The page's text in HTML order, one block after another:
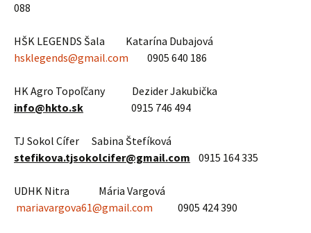
088
HŠK LEGENDS Šala Katarína Dubajová
hsklegends@gmail.com
0905 640 186
HK Agro Topoľčany Dezider Jakubička
info@hkto.sk 0915 746 494
TJ Sokol Cífer Sabina Štefíková
stefikova.tjsokolcifer@gmail.com 0915 164 335
UDHK Nitra Mária Vargová
mariavargova61@gmail.com
0905 424 390